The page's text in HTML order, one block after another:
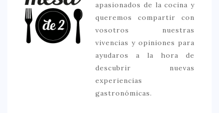
apasionados de la cocina y
queremos compartir con
vosotros nuestras
vivencias y opiniones para
ayudaros a la hora de
descubrir nuevas
experiencias
gastronómicas.